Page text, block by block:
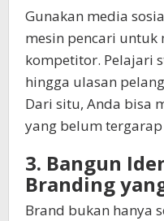
Gunakan media
mesin pencari untuk
kompetitor. Pelajari
hingga ulasan
Dari situ, Anda bisa
yang belum
3. Bangun
Branding
Brand bukan hanya